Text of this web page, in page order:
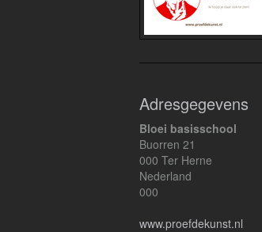
Adresgegevens
Bloei basisschool
Buorren 21
000 Ter Herne
Nederland
000
www.proefdekunst.nl